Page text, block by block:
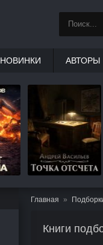
Главная
Книги
НОВИНКИ АВТОРЫ